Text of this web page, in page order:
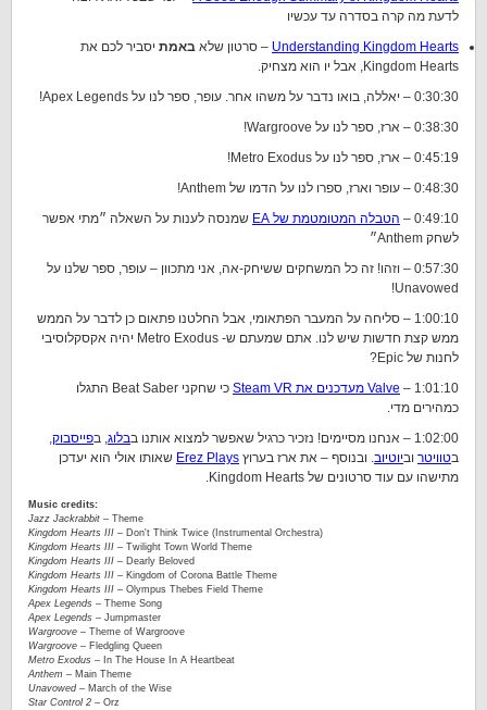
לדעת מה קרה בסדרה עד עכשיו
Understanding Kingdom Hearts – סרטון שלא באמת יסביר לכם את
Kingdom Hearts, אבל יו הוא מצחיק.
0:30:30 – יאללה, בואו נדבר על משהו אחר. עופר, ספר לנו על Apex Legends!
0:38:30 – ארז, ספר לנו על Wargroove!
0:45:19 – ארז, ספר לנו על Metro Exodus!
0:48:30 – עופר וארז, ספרו לנו על הדמו של Anthem!
0:49:10 –
הטבלה המטומטמת של EA
שמנסה לענות על השאלה ״מתי אפשר
לשחק Anthem״
0:57:30 – וזהו! זה כל המשחקים ששיחק-אה, אני מתכוון – עופר, ספר שלנו על
Unavowed!
1:00:10 – סליחה על המעבר הפתאומי, אבל החלטנו פתאום כן לדבר על הממש
ממש קצת חדשות שיש לנו. אתם שמעתם ש- Metro Exodus יהיה אקסקלוסיבי
לחנות של Epic?
1:01:10 –
Valve מעדכנים את Steam VR
כי שחקני Beat Saber התגלו
כמהירים מדי.
1:02:00 – אנחנו מסיימים! נזכיר כרגיל שאפשר למצוא אותנו ב
בלוג, בפייסבוק,
בטוויטר וביוטיוב. ובנוסף – את ארז בערוץ Erez Plays שאותו אולי הוא יעדכן
מתישהו עם עוד סרטונים של Kingdom Hearts.
Music credits:
Jazz Jackrabbit – Theme
Kingdom Hearts III – Don't Think Twice (Instrumental Orchestra)
Kingdom Hearts III – Twilight Town World Theme
Kingdom Hearts III – Dearly Beloved
Kingdom Hearts III – Kingdom of Corona Battle Theme
Kingdom Hearts III – Olympus Thebes Field Theme
Apex Legends – Theme Song
Apex Legends – Jumpmaster
Wargroove – Theme of Wargroove
Wargroove – Fledgling Queen
Metro Exodus – In The House In A Heartbeat
Anthem – Main Theme
Unavowed– March of the Wise
Star Control 2 – Orz